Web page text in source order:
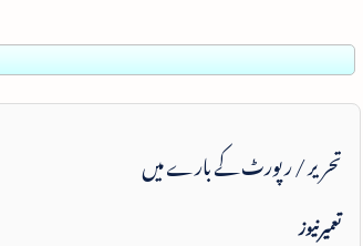
تحریر / رپورٹ کے بارے میں
تعمیرنیوز